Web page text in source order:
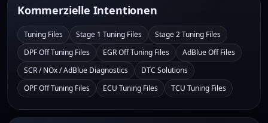
Kommerzielle Intentionen
Tuning Files Stage 1 Tuning Files
Stage 2 Tuning Files
DPF Off Tuning Files
EGR Off Tuning Files
AdBlue Off Files
SCR / NOx / AdBlue Diagnostics
DTC Solutions
OPF Off Tuning Files
ECU Tuning Files TCU Tuning Files